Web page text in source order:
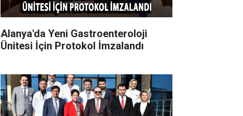
Alanya'da Yeni Gastroenteroloji
Ünitesi İçin Protokol İmzalandı